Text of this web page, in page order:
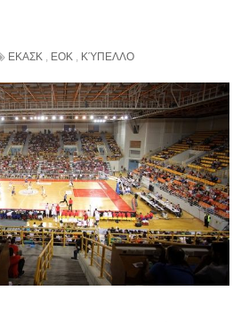
ΕΚΑΣΚ , ΕΟΚ , ΚΎΠΕΛΛΟ